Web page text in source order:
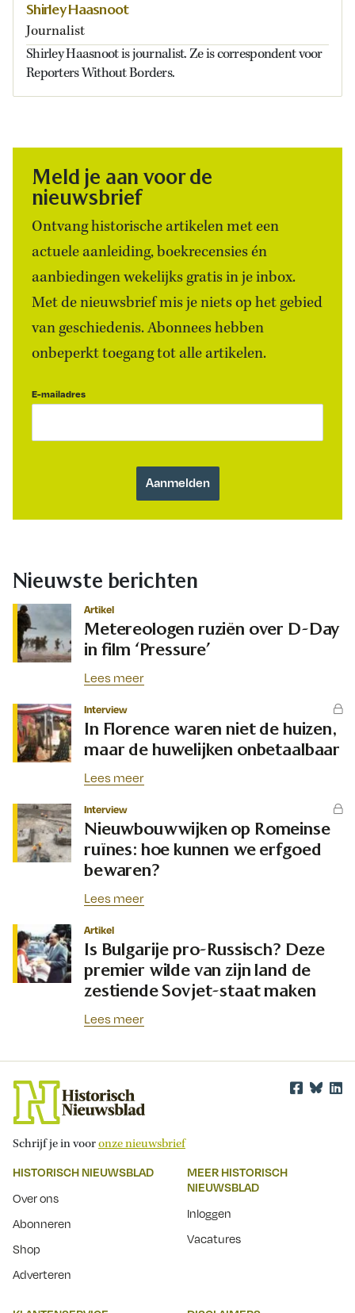
Shirley Haasnoot
Journalist
Shirley Haasnoot is journalist. Ze is correspondent voor
Reporters Without Borders.
Meld je aan voor de
nieuwsbrief
Ontvang historische artikelen met een
actuele aanleiding, boekrecensies én
aanbiedingen wekelijks gratis in je inbox.
Met de nieuwsbrief mis je niets op het gebied
van geschiedenis. Abonnees hebben
onbeperkt toegang tot alle artikelen.
E-mailadres
Nieuwste berichten
Artikel
Metereologen ruziën over D-Day
in film ‘Pressure’
Lees meer
Interview
In Florence waren niet de huizen,
maar de huwelijken onbetaalbaar
Lees meer
Interview
Nieuwbouwwijken op Romeinse
ruïnes: hoe kunnen we erfgoed
bewaren?
Lees meer
Artikel
Is Bulgarije pro-Russisch? Deze
premier wilde van zijn land de
zestiende Sovjet-staat maken
Lees meer
Schrijf je in vooronze nieuwsbrief
HISTORISCH NIEUWSBLAD
Over ons
Abonneren
Shop
Adverteren
MEER HISTORISCH
NIEUWSBLAD
Inloggen
Vacatures